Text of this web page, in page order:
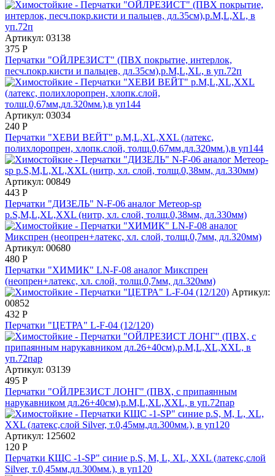
Артикул: 03138
375 Р
Перчатки "ОЙЛРЕЗИСТ" (ПВХ покрытие, интерлок,
песч.покр.кисти и пальцев, дл.35см),р.M,L,XL, в уп.72п
Артикул: 03034
240 Р
Перчатки "ХЕВИ ВЕЙТ" р.M,L,XL,XXL (латекс,
полихлоропрен, хлопк.слой, толщ.0,67мм,дл.320мм.),в уп144
Артикул: 00849
443 Р
Перчатки "ДИЗЕЛЬ" N-F-06 аналог Метеор-sp
р.S,M,L,XL,XXL (нитр, хл. слой, толщ.0,38мм, дл.330мм)
Артикул: 00680
480 Р
Перчатки "ХИМИК" LN-F-08 аналог Микспрен
(неопрен+латекс, хл. слой, толщ.0,7мм, дл.320мм)
Артикул:
00852
432 Р
Перчатки "ЦЕТРА" L-F-04 (12/120)
Артикул: 03139
495 Р
Перчатки "ОЙЛРЕЗИСТ ЛОНГ" (ПВХ, с припаянным
нарукавником дл.26+40см),р.M,L,XL,XXL, в уп.72пар
Артикул: 125602
120 Р
Перчатки КЩС -1-SP" синие р.S, M, L, XL, XXL (латекс,слой
Silver, т.0,45мм,дл.300мм.), в уп120